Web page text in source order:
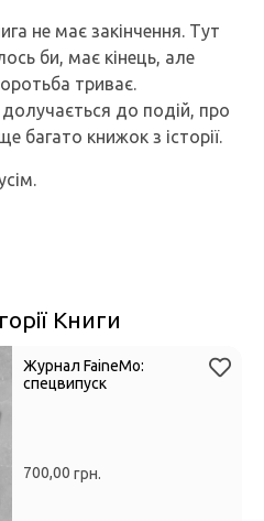
не має закінчення. Тут
би, має кінець, але
триває.
до подій, про
багато книжок з історії.
Книги
Журнал FaineMo:
спецвипуск
700,00 грн.